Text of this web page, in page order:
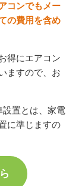
コンでもメー
の費用を含め
得にエアコン
ますので、お
置とは、家電
に準じますの